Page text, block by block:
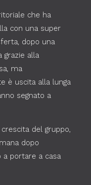
che ha
con una super
dopo una
grazie alla
ma
è uscita alla lunga
segnato a
del gruppo,
dopo
a portare a casa